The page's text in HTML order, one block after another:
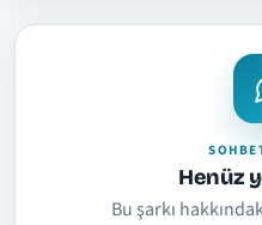
Henüz
Bu şarkı